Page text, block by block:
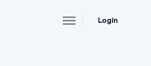
Login